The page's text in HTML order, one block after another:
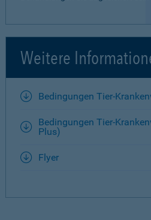
Weitere
Bedingungen Tier-
Bedingungen Tier-
Plus)
Flyer